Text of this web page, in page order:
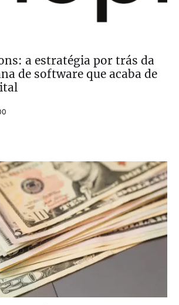
a estratégia por trás da
de software que acaba de